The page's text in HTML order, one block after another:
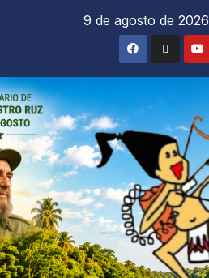
9 de agosto de 2026